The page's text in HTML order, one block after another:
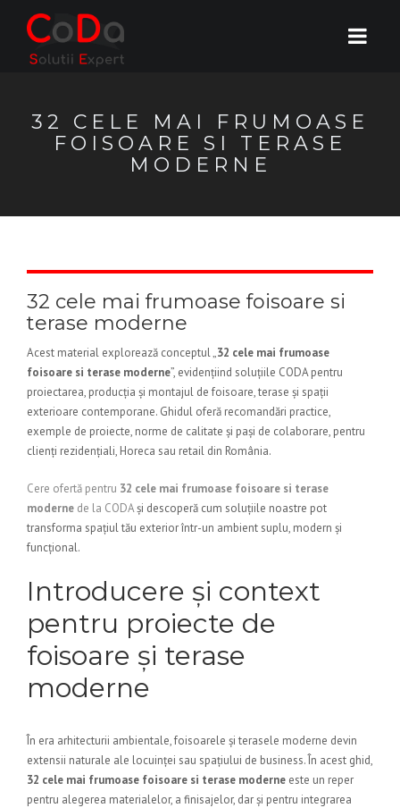
32 CELE MAI FRUMOASE
FOISOARE SI TERASE
MODERNE
32 cele mai frumoase foisoare si
terase moderne
Acest material explorează conceptul „32 cele mai frumoase
foisoare si terase moderne”, evidențiind soluțiile CODA pentru
proiectarea, producția și montajul de foisoare, terase și spații
exterioare contemporane. Ghidul oferă recomandări practice,
exemple de proiecte, norme de calitate și pași de colaborare, pentru
clienți rezidențiali, Horeca sau retail din România.
Cere ofertă pentru 32 cele mai frumoase foisoare si terase
moderne de la CODAși descoperă cum soluțiile noastre pot
transforma spațiul tău exterior într-un ambient suplu, modern și
funcțional.
Introducere și context
pentru proiecte de
foisoare și terase
moderne
În era arhitecturii ambientale, foisoarele și terasele moderne devin
extensii naturale ale locuinței sau spațiului de business. În acest ghid,
32 cele mai frumoase foisoare si terase moderne este un reper
pentru alegerea materialelor, a finisajelor, dar și pentru integrarea